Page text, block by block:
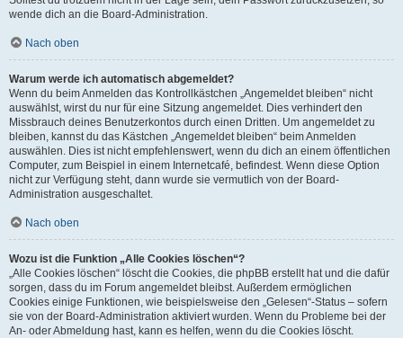
wende dich an die Board-Administration.
Nach oben
Warum werde ich automatisch abgemeldet?
Wenn du beim Anmelden das Kontrollkästchen „Angemeldet bleiben“ nicht
auswählst, wirst du nur für eine Sitzung angemeldet. Dies verhindert den
Missbrauch deines Benutzerkontos durch einen Dritten. Um angemeldet zu
bleiben, kannst du das Kästchen „Angemeldet bleiben“ beim Anmelden
auswählen. Dies ist nicht empfehlenswert, wenn du dich an einem öffentlichen
Computer, zum Beispiel in einem Internetcafé, befindest. Wenn diese Option
nicht zur Verfügung steht, dann wurde sie vermutlich von der Board-
Administration ausgeschaltet.
Nach oben
Wozu ist die Funktion „Alle Cookies löschen“?
„Alle Cookies löschen“ löscht die Cookies, die phpBB erstellt hat und die dafür
sorgen, dass du im Forum angemeldet bleibst. Außerdem ermöglichen
Cookies einige Funktionen, wie beispielsweise den „Gelesen“-Status – sofern
sie von der Board-Administration aktiviert wurden. Wenn du Probleme bei der
An- oder Abmeldung hast, kann es helfen, wenn du die Cookies löscht.